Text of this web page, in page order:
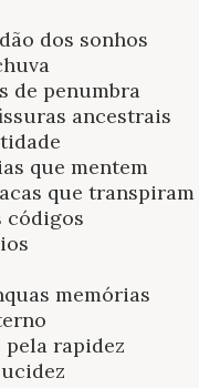
dos sonhos
de penumbra
ancestrais
que mentem
que
códigos
memórias
pela rapidez